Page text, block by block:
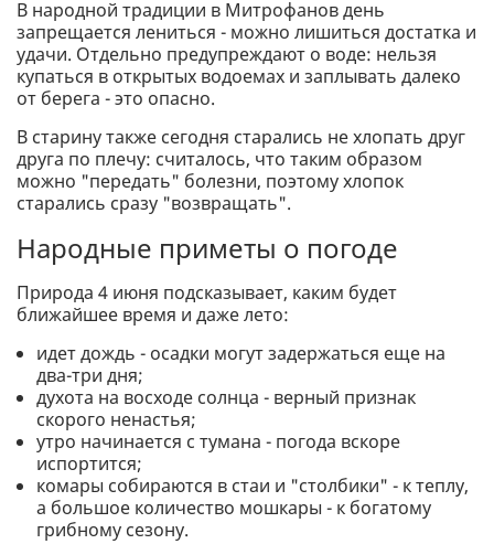
В народной традиции в Митрофанов день
запрещается лениться - можно лишиться достатка и
удачи. Отдельно предупреждают о воде: нельзя
купаться в открытых водоемах и заплывать далеко
от берега - это опасно.
В старину также сегодня старались не хлопать друг
друга по плечу: считалось, что таким образом
можно "передать" болезни, поэтому хлопок
старались сразу "возвращать".
Народные приметы о погоде
Природа 4 июня подсказывает, каким будет
ближайшее время и даже лето:
идет дождь - осадки могут задержаться еще на
два-три дня;
духота на восходе солнца - верный признак
скорого ненастья;
утро начинается с тумана - погода вскоре
испортится;
комары собираются в стаи и "столбики" - к теплу,
а большое количество мошкары - к богатому
грибному сезону.